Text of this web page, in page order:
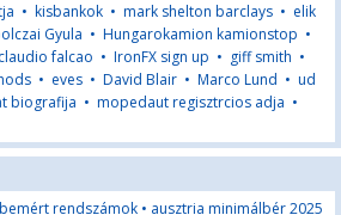
• kisbankok • mark shelton barclays • elik
Gyula • Hungarokamion kamionstop •
claudio falcao • IronFX sign up • giff smith •
• eves • David Blair • Marco Lund • ud
biografija • mopedaut regisztrcios adja •
bemért rendszámok • ausztria minimálbér 2025